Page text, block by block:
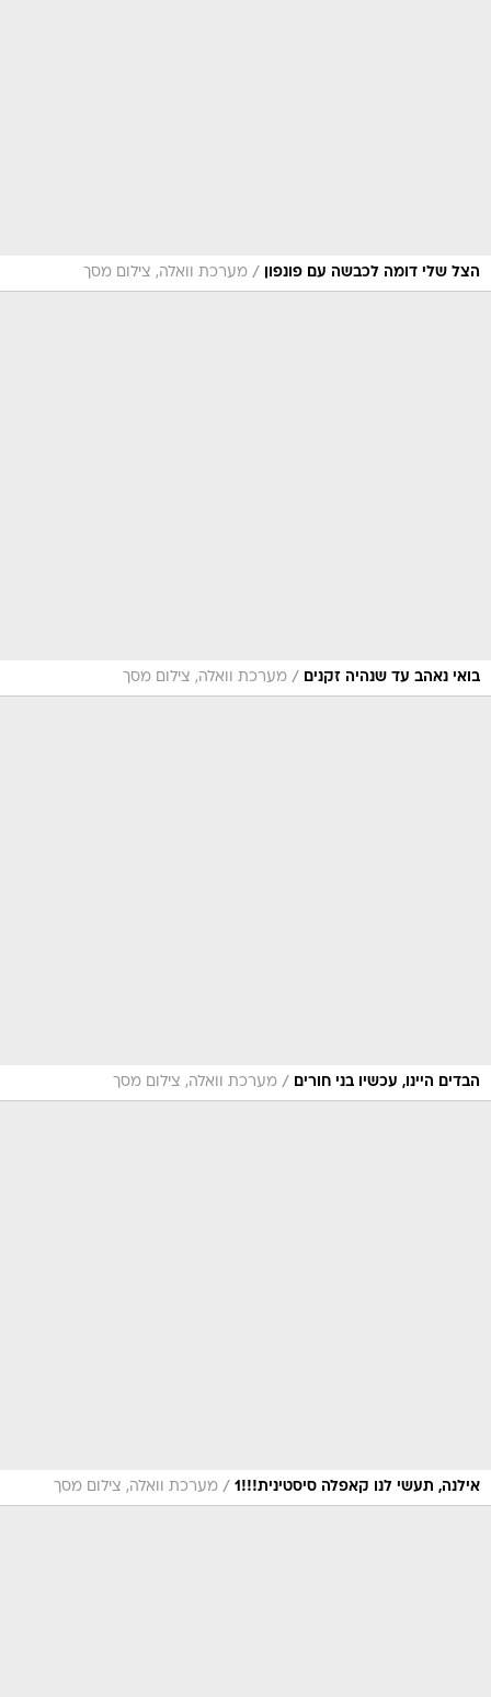
הצל שלי דומה לכבשה עם פונפון / מערכת וואלה, צילום מסך
בואי נאהב עד שנהיה זקנים / מערכת וואלה, צילום מסך
הבדים היינו, עכשיו בני חורים / מערכת וואלה, צילום מסך
אילנה, תעשי לנו קאפלה סיסטינית!!!1 / מערכת וואלה, צילום מסך